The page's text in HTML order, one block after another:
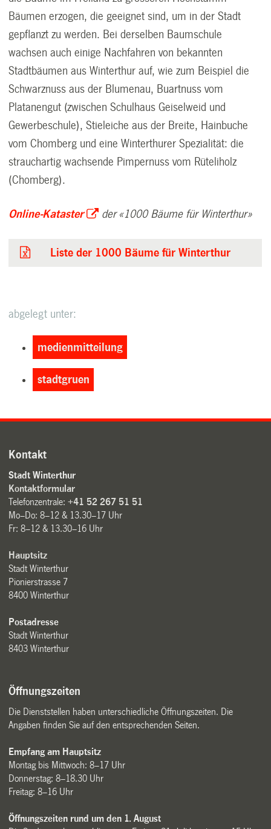
Bäumen erzogen, die geeignet sind, um in der Stadt
gepflanzt zu werden. Bei derselben Baumschule
wachsen auch einige Nachfahren von bekannten
Stadtbäumen aus Winterthur auf, wie zum Beispiel die
Schwarznuss aus der Blumenau, Buartnuss vom
Platanengut (zwischen Schulhaus Geiselweid und
Gewerbeschule), Stieleiche aus der Breite, Hainbuche
vom Chomberg und eine Winterthurer Spezialität: die
strauchartig wachsende Pimpernuss vom Rüteliholz
(Chomberg).
Online-Kataster der «1000 Bäume für Winterthur»
Liste der 1000 Bäume für Winterthur
abgelegt unter:
medienmitteilung
stadtgruen
Kontakt
Stadt Winterthur
Kontaktformular
Telefonzentrale:+41 52 267 51 51
Mo–Do: 8–12 & 13.30–17 Uhr
Fr: 8–12 & 13.30–16 Uhr
Hauptsitz
Stadt Winterthur
Pionierstrasse 7
8400 Winterthur
Postadresse
Stadt Winterthur
8403 Winterthur
Öffnungszeiten
Die Dienststellen haben unterschiedliche Öffnungszeiten. Die
Angaben finden Sie auf den entsprechenden Seiten.
Empfang am Hauptsitz
Montag bis Mittwoch: 8–17 Uhr
Donnerstag: 8–18.30 Uhr
Freitag: 8–16 Uhr
Öffnungszeiten rund um den 1. August